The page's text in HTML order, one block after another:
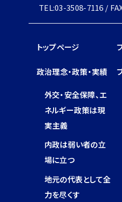
TEL:03-3508-7116 /
トップページ
政治理念・政策・実績
外交・安全保障、エ
ネルギー政策は現
実主義
内政は弱い者の立
場に立つ
地元の代表として全
力を尽くす